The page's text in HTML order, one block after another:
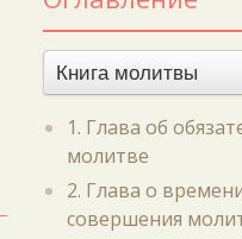
Книга молитвы
1. Глава об
молитве
2. Глава о
совершения